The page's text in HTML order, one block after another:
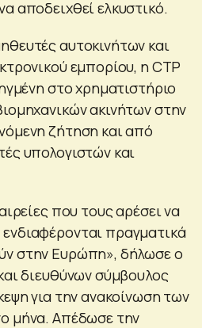
αποδειχθεί ελκυστικό.
αυτοκινήτων και
εμπορίου, η CTP
στο χρηματιστήριο
ακινήτων στην
ζήτηση και από
υπολογιστών και
που τους αρέσει να
πραγματικά
στην Ευρώπη», δήλωσε ο
διευθύνων σύμβουλος
για την ανακοίνωση των
μήνα. Απέδωσε την